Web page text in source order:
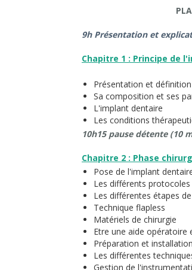
9h Présentation et
Chapitre 1 : Principe de
Présentation et définition
Sa composition et ses
L'implant dentaire
Les conditions
10h15 pause détente (10
Chapitre 2 : Phase
Pose de l'implant
Les différents
Les différentes étapes
Technique flapless
Matériels de chirurgie
Etre une aide opératoire
Préparation et
Les différentes
Gestion de